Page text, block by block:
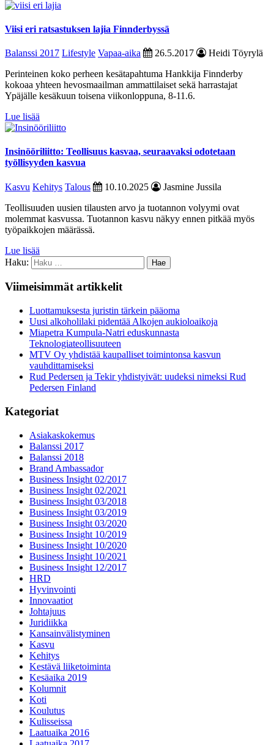
Viisi eri ratsastuksen lajia Finnderbyssä
Balanssi 2017 Lifestyle Vapaa-aika 26.5.2017
Heidi Töyrylä
Perinteinen koko perheen kesätapahtuma Hankkija Finnderby
kokoaa yhteen hevosmaailman ammattilaiset sekä harrastajat
Ypäjälle kesäkuun toisena viikonloppuna, 8-11.6.
Lue lisää
Insinööriliitto: Teollisuus kasvaa, seuraavaksi odotetaan
työllisyyden kasvua
Kasvu Kehitys Talous 10.10.2025
Jasmine Jussila
Teollisuuden uusien tilausten arvo ja tuotannon volyymi ovat
molemmat kasvussa. Tuotannon kasvu näkyy ennen pitkää myös
työpaikkojen määrässä.
Lue lisää
Haku:
Viimeisimmät artikkelit
Luottamuksesta juristin tärkein pääoma
Uusi alkoholilaki pidentää Alkojen aukioloaikoja
Miapetra Kumpula-Natri eduskunnasta
Teknologiateollisuuteen
MTV Oy yhdistää kaupalliset toimintonsa kasvun
vauhdittamiseksi
Rud Pedersen ja Tekir yhdistyivät: uudeksi nimeksi Rud
Pedersen Finland
Kategoriat
Asiakaskokemus
Balanssi 2017
Balanssi 2018
Brand Ambassador
Business Insight 02/2017
Business Insight 02/2021
Business Insight 03/2018
Business Insight 03/2019
Business Insight 03/2020
Business Insight 10/2019
Business Insight 10/2020
Business Insight 10/2021
Business Insight 12/2017
HRD
Hyvinvointi
Innovaatiot
Johtajuus
Juridiikka
Kansainvälistyminen
Kasvu
Kehitys
Kestävä liiketoiminta
Kesäaika 2019
Kolumnit
Koti
Koulutus
Kulisseissa
Laatuaika 2016